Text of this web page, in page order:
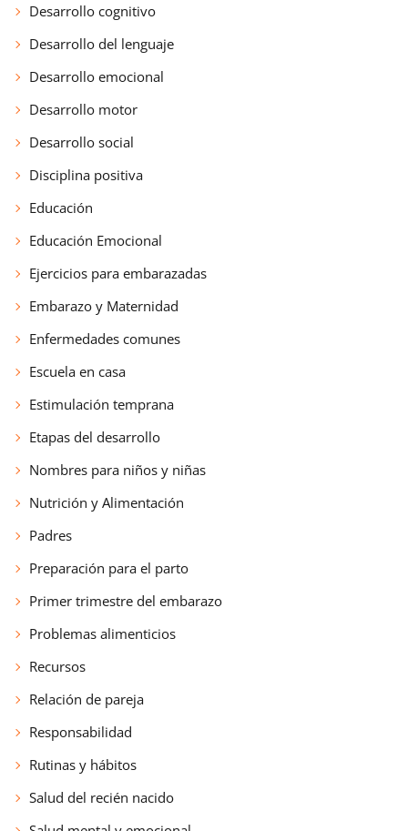
Desarrollo cognitivo
Desarrollo del lenguaje
Desarrollo emocional
Desarrollo motor
Desarrollo social
Disciplina positiva
Educación
Educación Emocional
Ejercicios para embarazadas
Embarazo y Maternidad
Enfermedades comunes
Escuela en casa
Estimulación temprana
Etapas del desarrollo
Nombres para niños y niñas
Nutrición y Alimentación
Padres
Preparación para el parto
Primer trimestre del embarazo
Problemas alimenticios
Recursos
Relación de pareja
Responsabilidad
Rutinas y hábitos
Salud del recién nacido